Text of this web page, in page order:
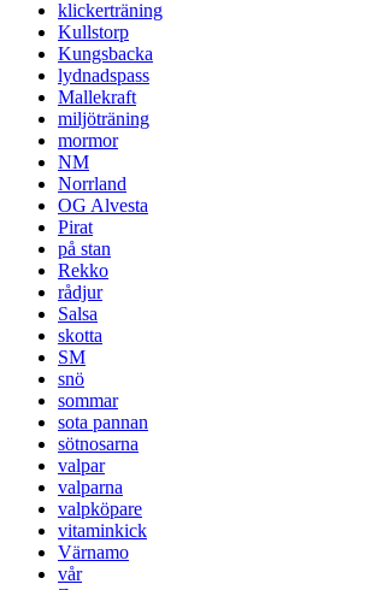
klickerträning
Kullstorp
Kungsbacka
lydnadspass
Mallekraft
miljöträning
mormor
NM
Norrland
OG Alvesta
Pirat
på stan
Rekko
rådjur
Salsa
skotta
SM
snö
sommar
sota pannan
sötnosarna
valpar
valparna
valpköpare
vitaminkick
Värnamo
vår